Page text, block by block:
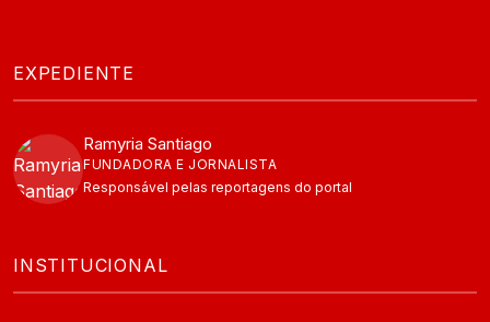
EXPEDIENTE
Ramyria Santiago
FUNDADORA E JORNALISTA
Responsável pelas reportagens do portal
INSTITUCIONAL